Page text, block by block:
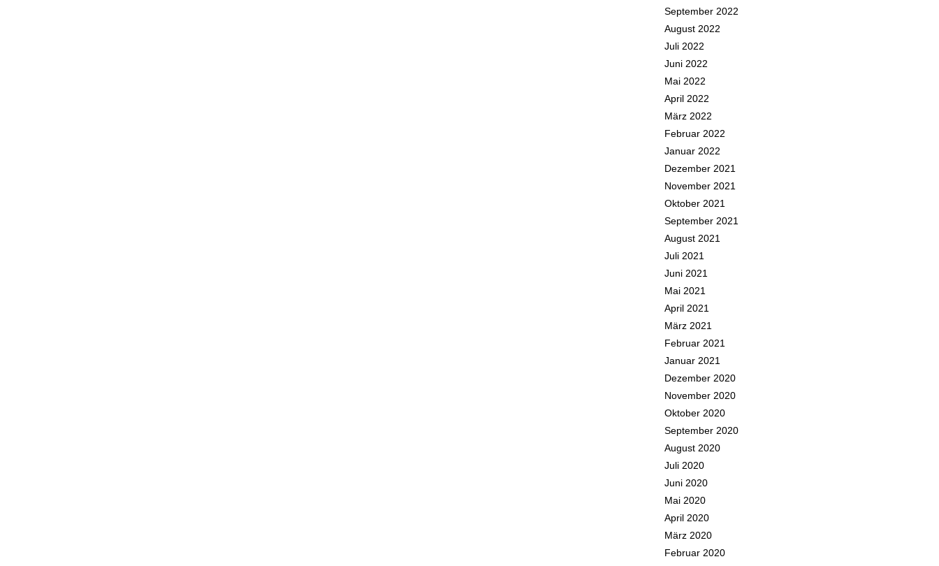
September 2022
August 2022
Juli 2022
Juni 2022
Mai 2022
April 2022
März 2022
Februar 2022
Januar 2022
Dezember 2021
November 2021
Oktober 2021
September 2021
August 2021
Juli 2021
Juni 2021
Mai 2021
April 2021
März 2021
Februar 2021
Januar 2021
Dezember 2020
November 2020
Oktober 2020
September 2020
August 2020
Juli 2020
Juni 2020
Mai 2020
April 2020
März 2020
Februar 2020